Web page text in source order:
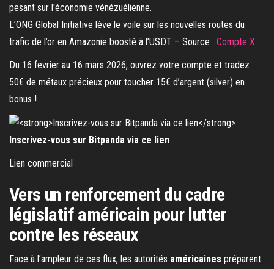
L’ONG Global Initiative lève le voile sur les nouvelles routes du
trafic de l’or en Amazonie boosté à l’USDT – Source : Compte X
Du 16 fevrier au 16 mars 2026, ouvrez votre compte et tradez
50€ de métaux précieux pour toucher 15€ d’argent (silver) en
bonus !
Inscrivez-vous sur Bitpanda via ce lien
Lien commercial
Vers un renforcement du cadre
législatif américain pour lutter
contre les réseaux
Face à l’ampleur de ces flux, les autorités américaines préparent